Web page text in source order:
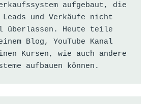
aufgebaut, die
Leads und Verkäufe nicht
überlassen. Heute teile
Blog, YouTube Kanal
Kursen, wie auch andere
aufbauen können.